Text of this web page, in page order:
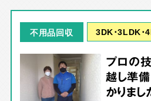
不用品回収 3DK･3LDK･
プロの
越し準
かりまし